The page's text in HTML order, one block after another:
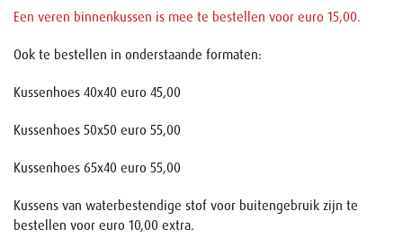
Een veren binnenkussen is mee te bestellen voor euro 15,00.
Ook te bestellen in onderstaande formaten:
Kussenhoes 40x40 euro 45,00
Kussenhoes 50x50 euro 55,00
Kussenhoes 65x40 euro 55,00
Kussens van waterbestendige stof voor buitengebruik zijn te
bestellen voor euro 10,00 extra.